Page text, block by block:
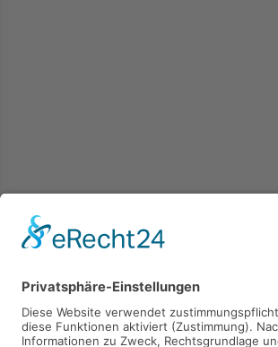
Kaufen Verkaufen
2026 © Carpaten Immobilien.